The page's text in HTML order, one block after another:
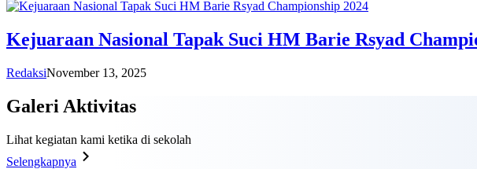
Kejuaraan Nasional Tapak Suci HM Barie Rsyad
RedaksiNovember 13, 2025
Galeri Aktivitas
Lihat kegiatan kami ketika di sekolah
Selengkapnya